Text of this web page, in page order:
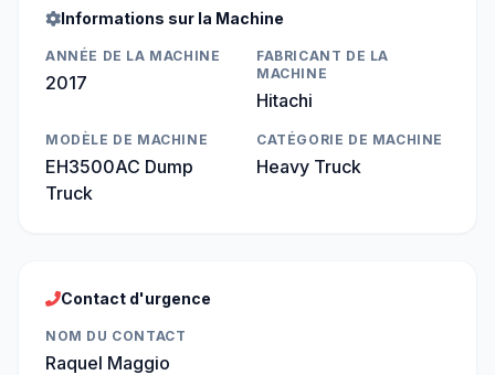
Informations sur la Machine
ANNÉE DE LA MACHINE
2017
FABRICANT DE LA
MACHINE
Hitachi
MODÈLE DE MACHINE
EH3500AC Dump
Truck
CATÉGORIE DE MACHINE
Heavy Truck
Contact d'urgence
NOM DU CONTACT
Raquel Maggio